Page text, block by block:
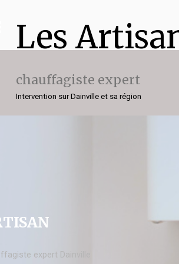
Les
chauffagiste expert
Intervention sur Dainville et sa région
expert Dainville